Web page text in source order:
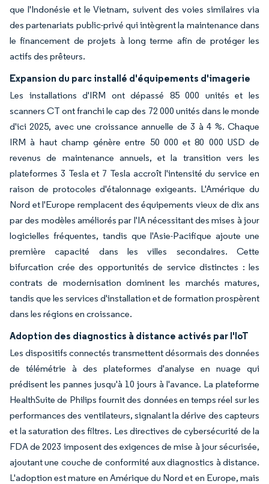
que l'Indonésie et le Vietnam, suivent des voies similaires via
des partenariats public-privé qui intègrent la maintenance dans
le financement de projets à long terme afin de protéger les
actifs des prêteurs.
Expansion du parc installé d'équipements d'imagerie
Les installations d'IRM ont dépassé 85 000 unités et les
scanners CT ont franchi le cap des 72 000 unités dans le monde
d'ici 2025, avec une croissance annuelle de 3 à 4 %. Chaque
IRM à haut champ génère entre 50 000 et 80 000 USD de
revenus de maintenance annuels, et la transition vers les
plateformes 3 Tesla et 7 Tesla accroît l'intensité du service en
raison de protocoles d'étalonnage exigeants. L'Amérique du
Nord et l'Europe remplacent des équipements vieux de dix ans
par des modèles améliorés par l'IA nécessitant des mises à jour
logicielles fréquentes, tandis que l'Asie-Pacifique ajoute une
première capacité dans les villes secondaires. Cette
bifurcation crée des opportunités de service distinctes : les
contrats de modernisation dominent les marchés matures,
tandis que les services d'installation et de formation prospèrent
dans les régions en croissance.
Adoption des diagnostics à distance activés par l'IoT
Les dispositifs connectés transmettent désormais des données
de télémétrie à des plateformes d'analyse en nuage qui
prédisent les pannes jusqu'à 10 jours à l'avance. La plateforme
HealthSuite de Philips fournit des données en temps réel sur les
performances des ventilateurs, signalant la dérive des capteurs
et la saturation des filtres. Les directives de cybersécurité de la
FDA de 2023 imposent des exigences de mise à jour sécurisée,
ajoutant une couche de conformité aux diagnostics à distance.
L'adoption est mature en Amérique du Nord et en Europe, mais